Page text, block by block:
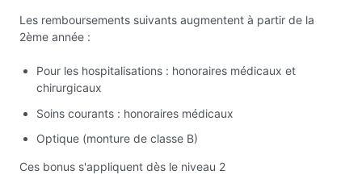
Les remboursements suivants augmentent à partir de la
2ème année :
Pour les hospitalisations : honoraires médicaux et
chirurgicaux
Soins courants : honoraires médicaux
Optique (monture de classe B)
Ces bonus s'appliquent dès le niveau 2